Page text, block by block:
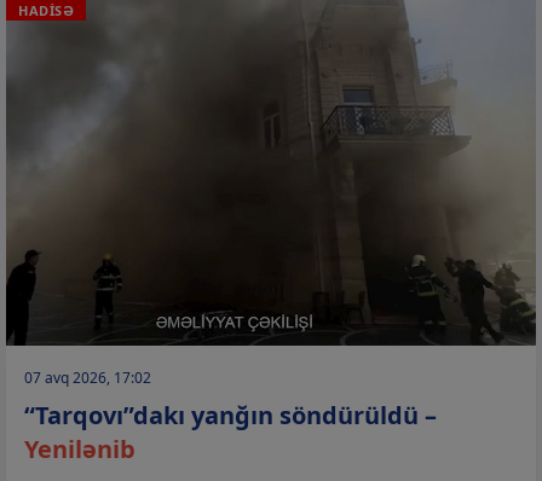
HADİSƏ
07 avq 2026, 17:02
“Tarqovı”dakı yanğın söndürüldü –
Yenilənib